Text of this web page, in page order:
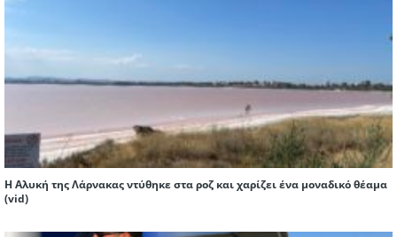
Η Αλυκή της Λάρνακας ντύθηκε στα ροζ και χαρίζει ένα μοναδικό θέαμα
(vid)